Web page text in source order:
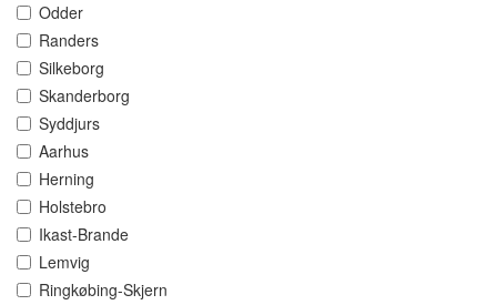
Odder
Randers
Silkeborg
Skanderborg
Syddjurs
Aarhus
Herning
Holstebro
Ikast-Brande
Lemvig
Ringkøbing-Skjern